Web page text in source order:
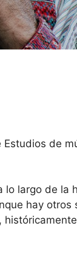
de
largo de la
hay otros